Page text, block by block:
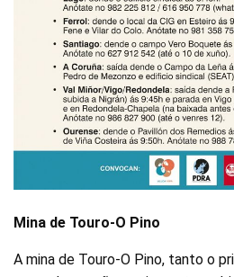
Mina de Touro-O Pino
A mina de Touro-O Pino, tanto o